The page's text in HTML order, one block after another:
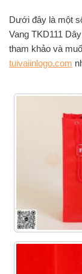
Dưới đây là một
Vang TKD111
tham khảo và
tuivaiinlogo.com